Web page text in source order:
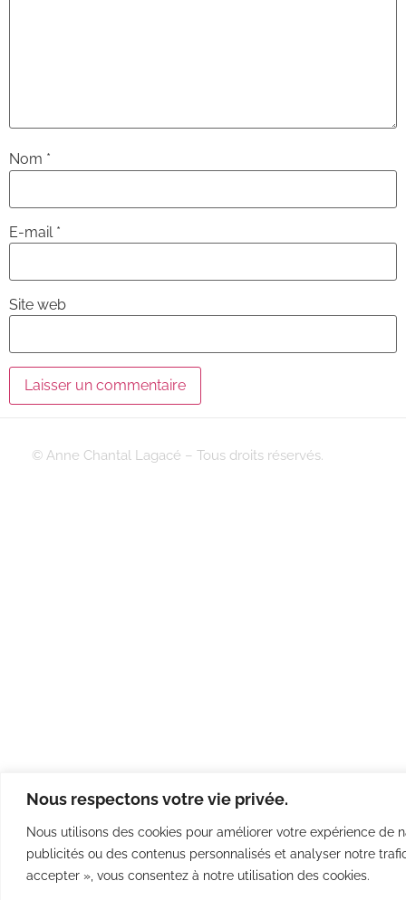
Nous respectons votre vie privée.
Nous utilisons des cookies pour améliorer votre expérience de
publicités ou des contenus personnalisés et analyser notre
accepter », vous consentez à notre utilisation des cookies.
Nom *
E-mail *
Site web
© Anne Chantal Lagacé – Tous droits réservés.